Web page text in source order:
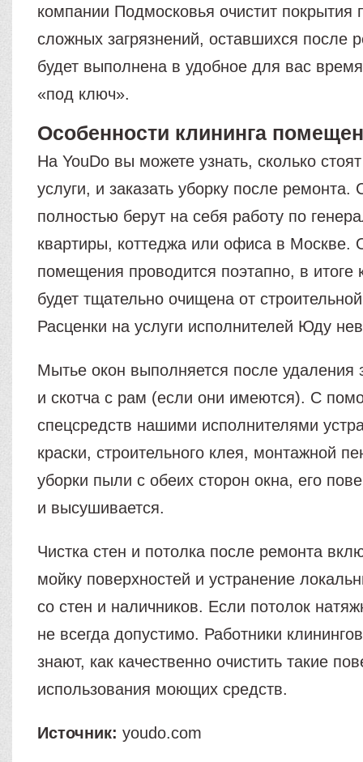
компании Подмосковья очистит покрытия
сложных загрязнений, оставшихся после
будет выполнена в удобное для вас
«под ключ».
Особенности клининга
На YouDo вы можете узнать, сколько
услуги, и заказать уборку после ремонта.
полностью берут на себя работу по
квартиры, коттеджа или офиса в Москве.
помещения проводится поэтапно, в итоге
будет тщательно очищена от
Расценки на услуги исполнителей Юду
Мытье окон выполняется после удаления
и скотча с рам (если они имеются). С
спецсредств нашими исполнителями
краски, строительного клея, монтажной
уборки пыли с обеих сторон окна, его
и высушивается.
Чистка стен и потолка после ремонта
мойку поверхностей и устранение
со стен и наличников. Если потолок
не всегда допустимо. Работники
знают, как качественно очистить такие
использования моющих средств.
Источник: youdo.com